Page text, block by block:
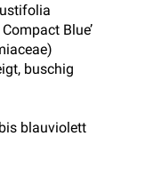
Blue’
buschig
blauviolett